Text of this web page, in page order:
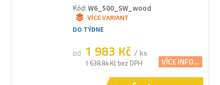
Kód: W6_500_SW_wood
VÍCE VARIANT
DO TÝDNE
od 1 983 Kč / ks
1 638.84 Kč bez DPH VÍCE INFO...